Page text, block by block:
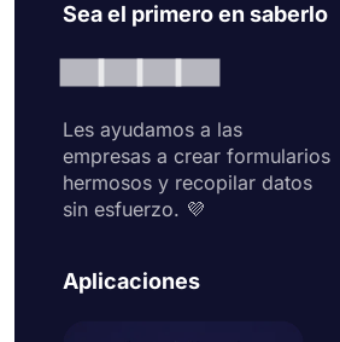
Sea el primero en saberlo
Les ayudamos a las
empresas a crear formularios
hermosos y recopilar datos
sin esfuerzo. 💜
Aplicaciones